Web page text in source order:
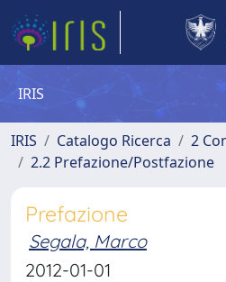
IRIS
IRIS Catalogo Ricerca
2
2.2 Prefazione/Postfazione
Prefazione
Segala, Marco
2012-01-01